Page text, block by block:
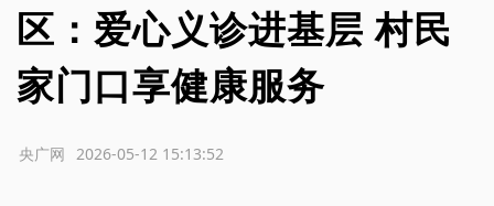
区：爱心义诊进基层 村民
家门口享健康服务
2026-05-12 15:13:52
央广网